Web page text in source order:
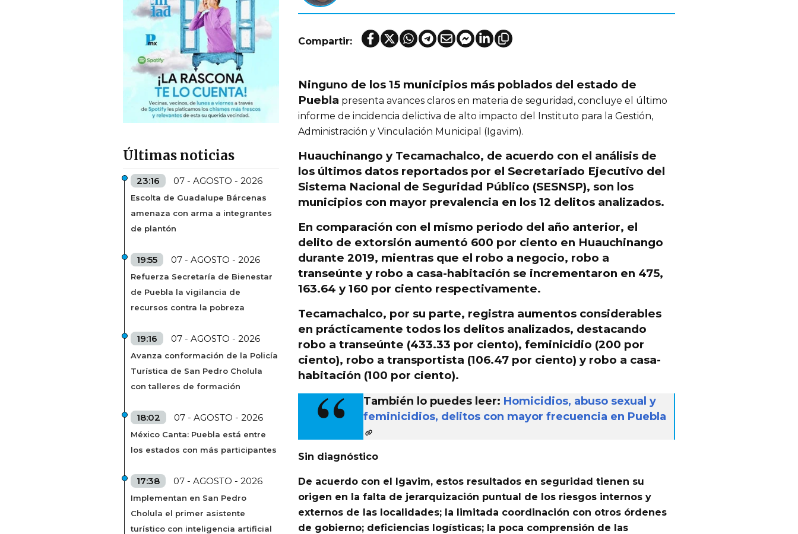
Últimas noticias
23:16 07 - AGOSTO - 2026
Escolta de Guadalupe Bárcenas
amenaza con arma a integrantes
de plantón
19:55 07 - AGOSTO - 2026
Refuerza Secretaría de Bienestar
de Puebla la vigilancia de
recursos contra la pobreza
19:16 07 - AGOSTO - 2026
Avanza conformación de la Policía
Turística de San Pedro Cholula
con talleres de formación
18:02 07 - AGOSTO - 2026
México Canta: Puebla está entre
los estados con más participantes
17:38 07 - AGOSTO - 2026
Implementan en San Pedro
Cholula el primer asistente
turístico con inteligencia artificial
Compartir:
Ninguno de los 15 municipios más poblados del estado de
Puebla presenta avances claros en materia de seguridad, concluye el último
informe de incidencia delictiva de alto impacto del Instituto para la Gestión,
Administración y Vinculación Municipal (Igavim).
Huauchinango y Tecamachalco, de acuerdo con el análisis de
los últimos datos reportados por el Secretariado Ejecutivo del
Sistema Nacional de Seguridad Público (SESNSP), son los
municipios con mayor prevalencia en los 12 delitos analizados.
En comparación con el mismo periodo del año anterior, el
delito de extorsión aumentó 600 por ciento en Huauchinango
durante 2019, mientras que el robo a negocio, robo a
transeúnte y robo a casa-habitación se incrementaron en 475,
163.64 y 160 por ciento respectivamente.
Tecamachalco, por su parte, registra aumentos considerables
en prácticamente todos los delitos analizados, destacando
robo a transeúnte (433.33 por ciento), feminicidio (200 por
ciento), robo a transportista (106.47 por ciento) y robo a casa-
habitación (100 por ciento).
También lo puedes leer: Homicidios, abuso sexual y
feminicidios, delitos con mayor frecuencia en Puebla
Sin diagnóstico
De acuerdo con el Igavim, estos resultados en seguridad tienen su
origen en la falta de jerarquización puntual de los riesgos internos y
externos de las localidades; la limitada coordinación con otros órdenes
de gobierno; deficiencias logísticas; la poca comprensión de las